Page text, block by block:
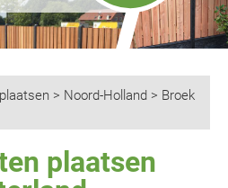
> Noord-Holland > Broek
plaatsen